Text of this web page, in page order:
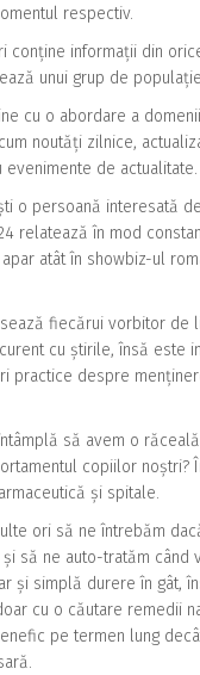
respectiv.
conține informații din
unui grup de
cu o abordare a
noutăți zilnice,
de actualitate.
o persoană interesată
relatează în mod
atât în showbiz-ul
fiecărui vorbitor de
cu știrile, însă este
practice despre
să avem o
copiilor noștri?
și spitale.
ori să ne întrebăm
să ne auto-tratăm când
și simplă durere în gât,
cu o căutare remedii
pe termen lung